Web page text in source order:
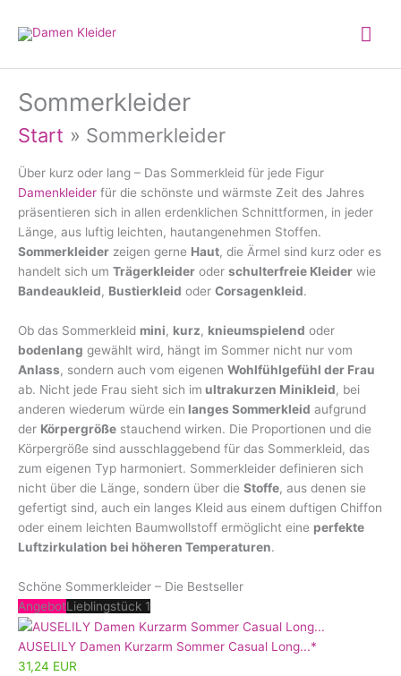
Inhalt
Sommerkleider
Start Sommerkleider
Über kurz oder lang – Das Sommerkleid für jede Figur
Damenkleider für die schönste und wärmste Zeit des Jahres
präsentieren sich in allen erdenklichen Schnittformen, in jeder
Länge, aus luftig leichten, hautangenehmen Stoffen.
Sommerkleider zeigen gerne Haut, die Ärmel sind kurz oder es
handelt sich um Trägerkleider oder schulterfreie Kleider wie
Bandeaukleid, Bustierkleid oder Corsagenkleid.
Ob das Sommerkleid mini, kurz, knieumspielend oder
bodenlang gewählt wird, hängt im Sommer nicht nur vom
Anlass, sondern auch vom eigenen Wohlfühlgefühl der Frau
ab. Nicht jede Frau sieht sich im ultrakurzen Minikleid, bei
anderen wiederum würde ein langes Sommerkleid aufgrund
der Körpergröße stauchend wirken. Die Proportionen und die
Körpergröße sind ausschlaggebend für das Sommerkleid, das
zum eigenen Typ harmoniert. Sommerkleider definieren sich
nicht über die Länge, sondern über die Stoffe, aus denen sie
gefertigt sind, auch ein langes Kleid aus einem duftigen Chiffon
oder einem leichten Baumwollstoff ermöglicht eine perfekte
Luftzirkulation bei höheren Temperaturen.
Schöne Sommerkleider – Die Bestseller
AngebotLieblingstück 1
AUSELILY Damen Kurzarm Sommer Casual Long...*
31,24 EUR